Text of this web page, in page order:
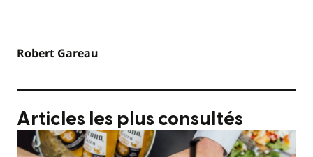
Robert Gareau
Articles les plus consultés